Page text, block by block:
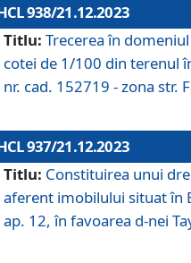
938/21.12.2023
Titlu: Trecerea în
cotei de 1/100 din terenul
nr. cad. 152719 - zona str.
937/21.12.2023
Titlu: Constituirea unui
aferent imobilului situat în
ap. 12, în favoarea d-nei